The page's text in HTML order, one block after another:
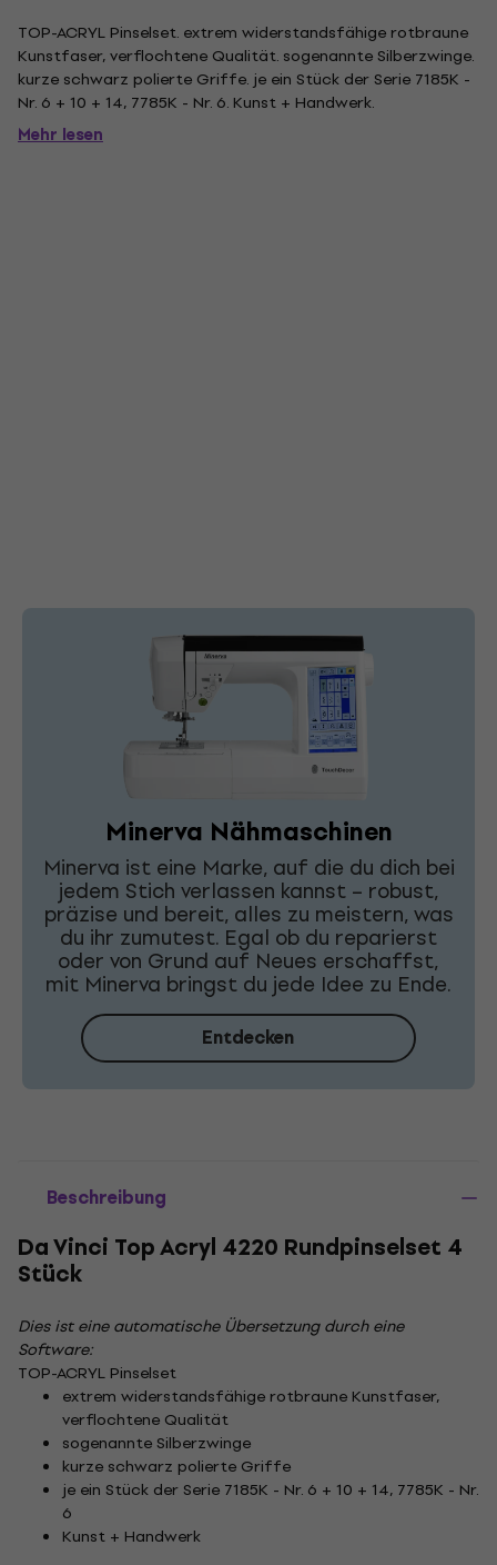
TOP-ACRYL Pinselset. extrem widerstandsfähige rotbraune
Kunstfaser, verflochtene Qualität. sogenannte Silberzwinge.
kurze schwarz polierte Griffe. je ein Stück der Serie 7185K -
Nr. 6 + 10 + 14, 7785K - Nr. 6. Kunst + Handwerk.
Mehr lesen
Minerva Nähmaschinen
Minerva ist eine Marke, auf die du dich bei
jedem Stich verlassen kannst – robust,
präzise und bereit, alles zu meistern, was
du ihr zumutest. Egal ob du reparierst
oder von Grund auf Neues erschaffst,
mit Minerva bringst du jede Idee zu Ende.
Entdecken
Beschreibung
Da Vinci Top Acryl 4220 Rundpinselset 4
Stück
Dies ist eine automatische Übersetzung durch eine
Software:
TOP-ACRYL Pinselset
extrem widerstandsfähige rotbraune Kunstfaser,
verflochtene Qualität
sogenannte Silberzwinge
kurze schwarz polierte Griffe
je ein Stück der Serie 7185K - Nr. 6 + 10 + 14, 7785K - Nr.
6
Kunst + Handwerk